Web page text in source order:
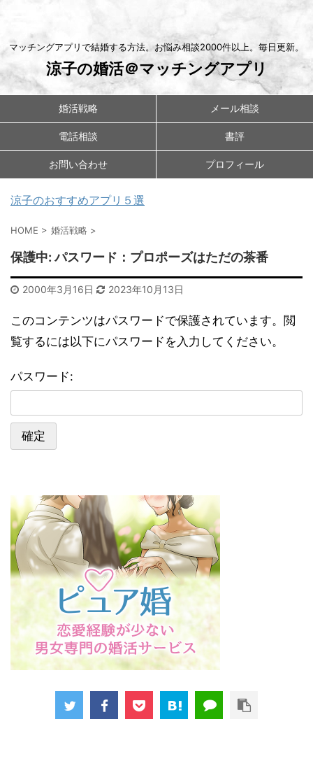
マッチングアプリで結婚する方法。お悩み相談2000件以上。毎日更新。
涼子の婚活＠マッチングアプリ
婚活戦略 メール相談
電話相談 書評
お問い合わせ プロフィール
涼子のおすすめアプリ５選
HOME > 婚活戦略 >
保護中: パスワード：プロポーズはただの茶番
2000年3月16日 2023年10月13日
このコンテンツはパスワードで保護されています。閲
覧するには以下にパスワードを入力してください。
パスワード: